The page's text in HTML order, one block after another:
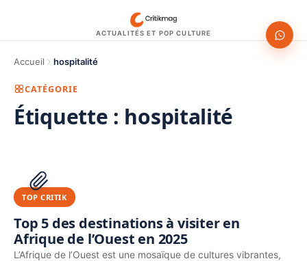
ACTUALITÉS ET POP CULTURE
Accueil hospitalité
CATÉGORIE
Étiquette : hospitalité
PUBLICITÉ
TOP CRITIK
Top 5 des destinations à visiter en
Afrique de l’Ouest en 2025
L’Afrique de l’Ouest est une mosaïque de cultures vibrantes,